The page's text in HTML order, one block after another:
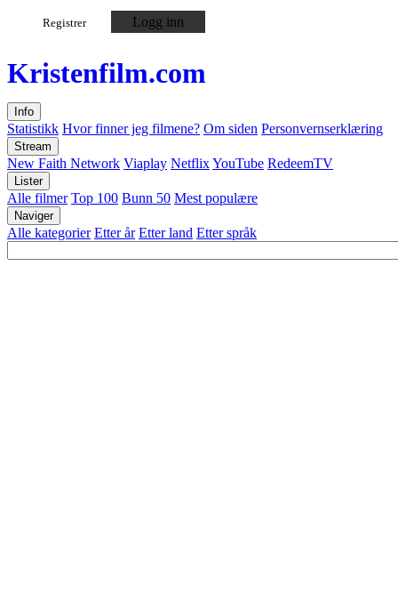
Registrer Logg inn
Kristenfilm.com
Info
Statistikk Hvor finner jeg filmene? Om siden Personvernserklæring
Stream
New Faith Network Viaplay NetflixYouTube RedeemTV
Lister
Alle filmer Top 100 Bunn 50 Mest populære
Naviger
Alle kategorier Etter år Etter land Etter språk